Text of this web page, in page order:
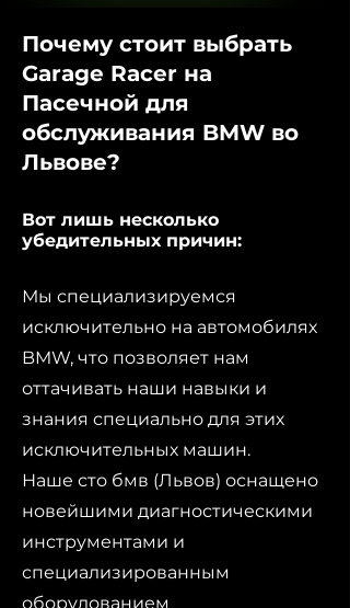
Почему стоит выбрать
Garage Racer на
Пасечной для
обслуживания BMW во
Львове?
Вот лишь несколько
убедительных причин:
Мы специализируемся
исключительно на автомобилях
BMW, что позволяет нам
оттачивать наши навыки и
знания специально для этих
исключительных машин.
Наше сто бмв (Львов) оснащено
новейшими диагностическими
инструментами и
специализированным
оборудованием